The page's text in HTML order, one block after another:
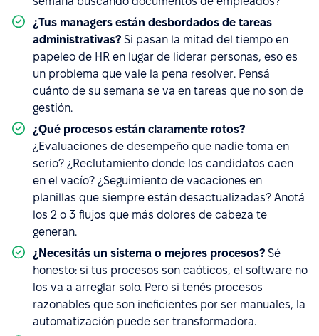
¿Tus managers están desbordados de tareas
administrativas? Si pasan la mitad del tiempo en
papeleo de HR en lugar de liderar personas, eso es
un problema que vale la pena resolver. Pensá
cuánto de su semana se va en tareas que no son de
gestión.
¿Qué procesos están claramente rotos?
¿Evaluaciones de desempeño que nadie toma en
serio? ¿Reclutamiento donde los candidatos caen
en el vacío? ¿Seguimiento de vacaciones en
planillas que siempre están desactualizadas? Anotá
los 2 o 3 flujos que más dolores de cabeza te
generan.
¿Necesitás un sistema o mejores procesos? Sé
honesto: si tus procesos son caóticos, el software no
los va a arreglar solo. Pero si tenés procesos
razonables que son ineficientes por ser manuales, la
automatización puede ser transformadora.